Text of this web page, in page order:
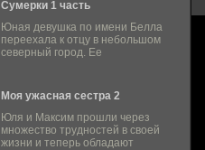
Сумерки 1 часть
Юная девушка по имени Белла
переехала к отцу в небольшом
северный город. Ее
Моя ужасная сестра 2
Юля и Максим прошли через
множество трудностей в своей
жизни и теперь обладают